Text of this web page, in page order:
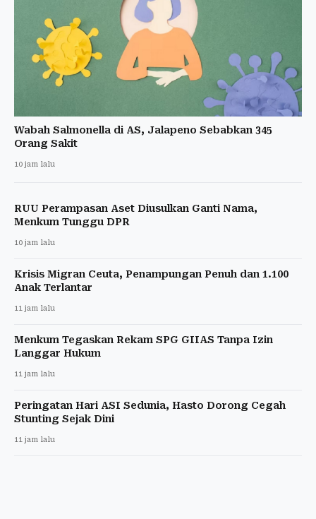
Wabah Salmonella di AS, Jalapeno Sebabkan 345
Orang Sakit
10 jam lalu
RUU Perampasan Aset Diusulkan Ganti Nama,
Menkum Tunggu DPR
10 jam lalu
Krisis Migran Ceuta, Penampungan Penuh dan 1.100
Anak Terlantar
11 jam lalu
Menkum Tegaskan Rekam SPG GIIAS Tanpa Izin
Langgar Hukum
11 jam lalu
Peringatan Hari ASI Sedunia, Hasto Dorong Cegah
Stunting Sejak Dini
11 jam lalu